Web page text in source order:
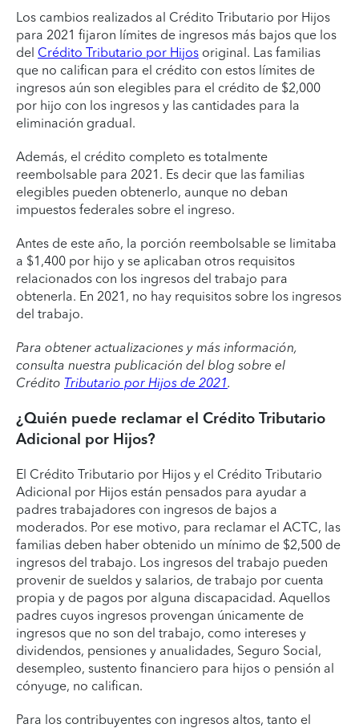
Los cambios realizados al Crédito Tributario por Hijos
para 2021 fijaron límites de ingresos más bajos que los
del Crédito Tributario por Hijos original. Las familias
que no califican para el crédito con estos límites de
ingresos aún son elegibles para el crédito de $2,000
por hijo con los ingresos y las cantidades para la
eliminación gradual.
Además, el crédito completo es totalmente
reembolsable para 2021. Es decir que las familias
elegibles pueden obtenerlo, aunque no deban
impuestos federales sobre el ingreso.
Antes de este año, la porción reembolsable se limitaba
a $1,400 por hijo y se aplicaban otros requisitos
relacionados con los ingresos del trabajo para
obtenerla. En 2021, no hay requisitos sobre los ingresos
del trabajo.
Para obtener actualizaciones y más información,
consulta nuestra publicación del blog sobre el
Crédito Tributario por Hijos de 2021.
¿Quién puede reclamar el Crédito Tributario
Adicional por Hijos?
El Crédito Tributario por Hijos y el Crédito Tributario
Adicional por Hijos están pensados para ayudar a
padres trabajadores con ingresos de bajos a
moderados. Por ese motivo, para reclamar el ACTC, las
familias deben haber obtenido un mínimo de $2,500 de
ingresos del trabajo. Los ingresos del trabajo pueden
provenir de sueldos y salarios, de trabajo por cuenta
propia y de pagos por alguna discapacidad. Aquellos
padres cuyos ingresos provengan únicamente de
ingresos que no son del trabajo, como intereses y
dividendos, pensiones y anualidades, Seguro Social,
desempleo, sustento financiero para hijos o pensión al
cónyuge, no califican.
Para los contribuyentes con ingresos altos, tanto el